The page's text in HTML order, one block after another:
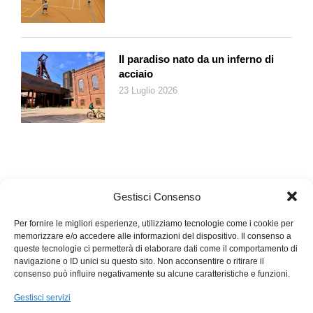
Gestisci Consenso
Per fornire le migliori esperienze, utilizziamo tecnologie come i cookie per
memorizzare e/o accedere alle informazioni del dispositivo. Il consenso a
queste tecnologie ci permetterà di elaborare dati come il comportamento di
navigazione o ID unici su questo sito. Non acconsentire o ritirare il
consenso può influire negativamente su alcune caratteristiche e funzioni.
Gestisci servizi
Il paradiso nato da un inferno di
acciaio
23 Luglio 2026